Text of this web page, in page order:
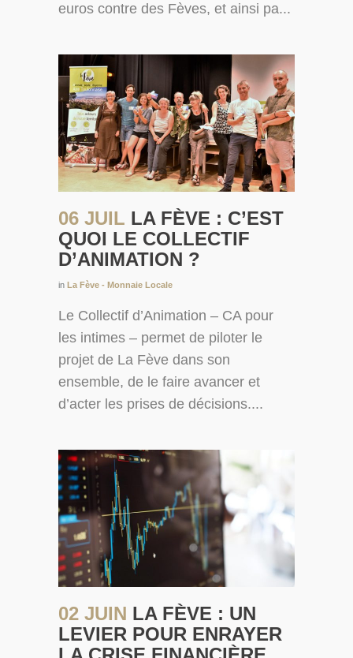
euros contre des Fèves, et ainsi pa...
06 JUIL LA FÈVE : C’EST
QUOI LE COLLECTIF
D’ANIMATION ?
in La Fève - Monnaie Locale
Le Collectif d’Animation – CA pour
les intimes – permet de piloter le
projet de La Fève dans son
ensemble, de le faire avancer et
d’acter les prises de décisions....
02 JUIN LA FÈVE : UN
LEVIER POUR ENRAYER